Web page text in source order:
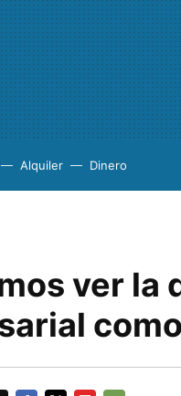
Alquiler Dinero
ver la